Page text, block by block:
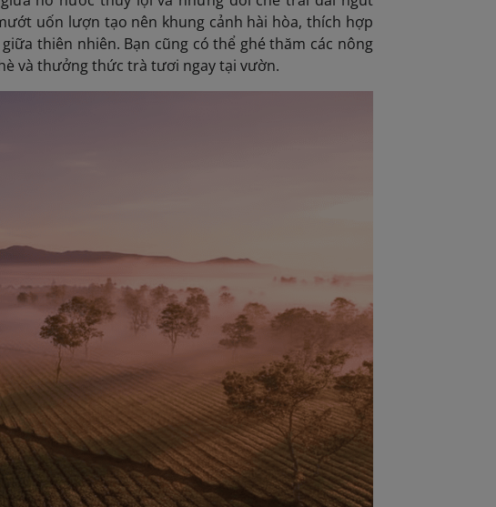
uốn lượn tạo nên khung cảnh hài hòa, thích hợp
thiên nhiên. Bạn cũng có thể ghé thăm các nông
và thưởng thức trà tươi ngay tại vườn.